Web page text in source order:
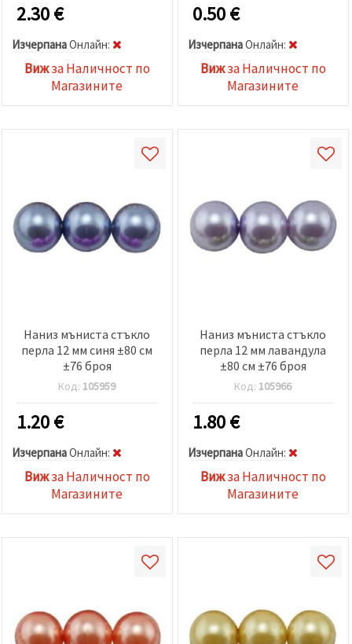
2.30€
ИзчерпанаOнлайн:
Вижза Наличност по
Магазините
0.50€
ИзчерпанаOнлайн:
Вижза Наличност по
Магазините
Наниз мъниста стъкло
перла 12 мм синя ±80 см
±76 броя
Код: 105959
1.20€
ИзчерпанаOнлайн:
Вижза Наличност по
Магазините
Наниз мъниста стъкло
перла 12 мм лавандула
±80 см ±76 броя
Код: 105966
1.80€
ИзчерпанаOнлайн:
Вижза Наличност по
Магазините